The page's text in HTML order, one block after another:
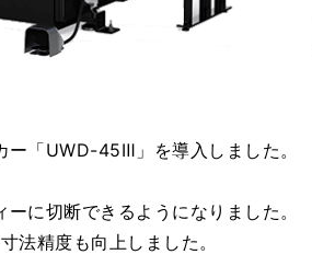
ー「UWD-45Ⅲ」を導入しました。
に切断できるようになりました。
法精度も向上しました。